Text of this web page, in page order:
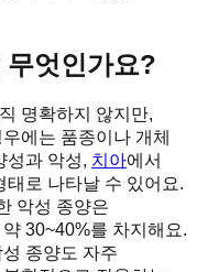
엇인가요?
명확하지 않지만,
에는 품종이나 개체
성과 악성, 치아에서
태로 나타날 수 있어요.
악성 종양은
30~40%를 차지해요.
종양도 자주